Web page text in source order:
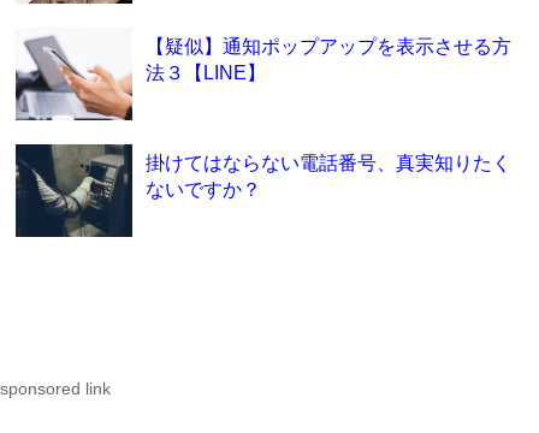
【疑似】通知ポップアップを表示させる方
法３【LINE】
掛けてはならない電話番号、真実知りたく
ないですか？
sponsored link